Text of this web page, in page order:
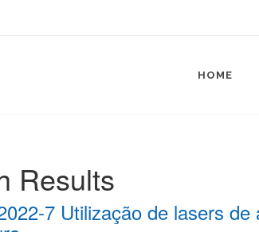
HOME
Results
7 Utilização de lasers